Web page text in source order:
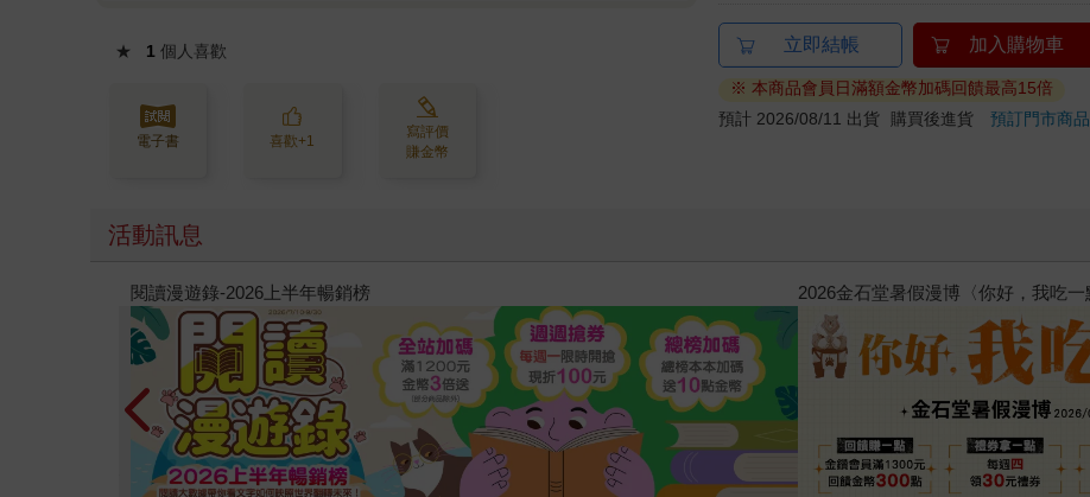
★ 1 個人喜歡
電子書 喜歡+1
寫評價
賺金幣
立即結帳 加入購物車
※ 本商品會員日滿額金幣加碼回饋最高15倍
預計 2026/08/11 出貨
購買後進貨預訂門市商品
活動訊息
原本只是跟全校第一美少女商量彼此摯友的戀愛煩惱，不知不覺間她竟成為我最親近
的存在（１）
攻殼機動隊 (1995) 4K數位修復版